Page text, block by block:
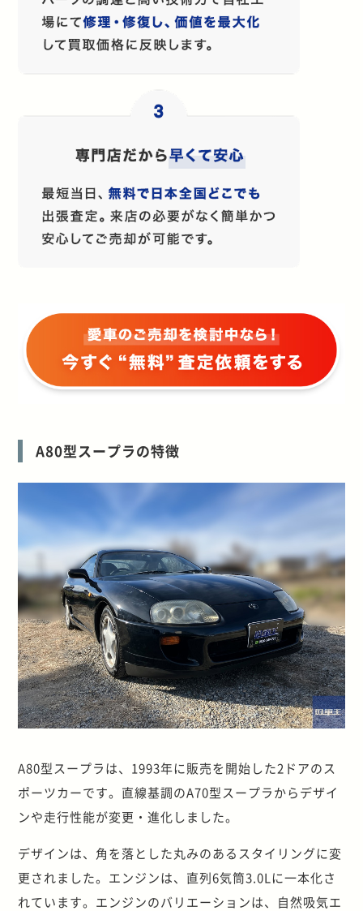
A80型スープラの特徴
A80型スープラは、1993年に販売を開始した2ドアのス
ポーツカーです。直線基調のA70型スープラからデザイ
ンや走行性能が変更・進化しました。
デザインは、角を落とした丸みのあるスタイリングに変
更されました。エンジンは、直列6気筒3.0Lに一本化さ
れています。エンジンのバリエーションは、自然吸気エ